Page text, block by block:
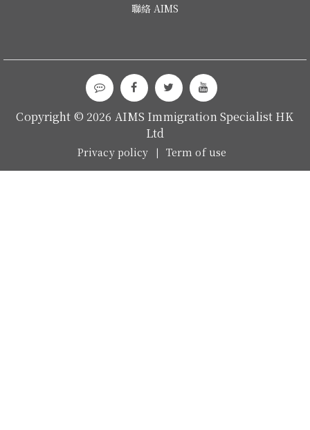
聯絡 AIMS
Copyright © 2026 AIMS Immigration Specialist HK
Ltd
Privacy policy Term of use